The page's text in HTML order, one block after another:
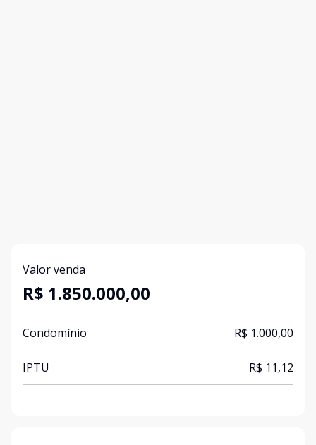
Valor venda
R$ 1.850.000,00
Condomínio R$ 1.000,00
IPTU R$ 11,12